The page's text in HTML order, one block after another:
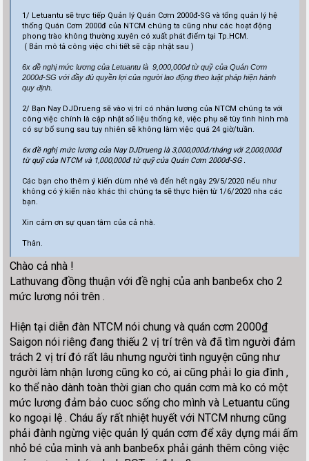
1/ Letuantu sẽ trực tiếp Quản lý Quán Cơm 2000đ-SG và tổng quản lý hệ
thống Quán Cơm 2000đ của NTCM chúng ta cũng như các hoạt động
phong trào không thường xuyên có xuất phát điểm tại Tp.HCM.
( Bản mô tả công việc chi tiết sẽ cập nhật sau )
6x đề nghịmứclương của Letuantu là 9,000,000đ từ quỹ của Quán Cơm
2000đ-SG với đầy đủ quyền lợi của người lao động theo luật pháp hiện hành
quy định.
2/ Bạn Nay DJDrueng sẽ vào vị trí có nhận lương của NTCM chúng ta với
công việc chính là cập nhật số liệu thống kê, việc phụ sẽ tùy tình hình mà
có sự bổ sung sau tuy nhiên sẽ không làm việc quá 24 giờ/tuần.
6x đề nghị mức lương của Nay DJDrueng là 3,000,000đ/tháng với 2,000,000đ
từ quỹ của NTCM và 1,000,000đ từ quỹ của Quán Cơm 2000đ-SG .
Các bạn cho thêm ý kiến dùm nhé và đến hết ngày 29/5/2020 nếu như
không có ý kiến nào khác thì chúng ta sẽ thực hiện từ 1/6/2020 nha các
bạn.
Xin cảm ơn sự quan tâm của cả nhà.
Thân.
Chào cả nhà !
Lathuvang đồng thuận với đề nghị của anh banbe6x cho 2
mức lương nói trên .
Hiện tại diễn đàn NTCM nói chung và quán cơm 2000₫
Saigon nói riêng đang thiếu 2 vị trí trên và đã tìm người đảm
trách 2 vị trí đó rất lâu nhưng người tình nguyện cũng như
người làm nhận lương cũng ko có, ai cũng phải lo gia đình ,
ko thể nào dành toàn thời gian cho quán cơm mà ko có một
mức lương đảm bảo cuoc sống cho mình và Letuantu cũng
ko ngoại lệ . Cháu ấy rất nhiệt huyết với NTCM nhưng cũng
phải đành ngừng việc quản lý quán cơm để xây dựng mái ấm
nhỏ bé của mình và anh banbe6x phải gánh thêm công việc